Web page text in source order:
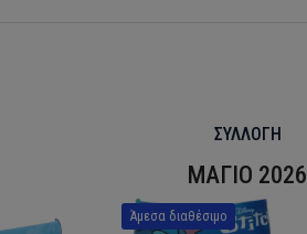
ΣΥΛΛΟΓΗ
ΜΑΓΙΟ 2026
Άμεσα διαθέσιμο